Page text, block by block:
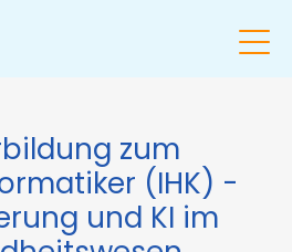
zum
(IHK) -
und KI im